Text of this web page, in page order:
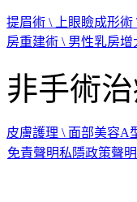
提眉術 \ 上眼瞼成形術
房重建術 \ 男性乳房增
非手術
皮膚護理 \ 面部美容A
免責聲明私隱政策聲明